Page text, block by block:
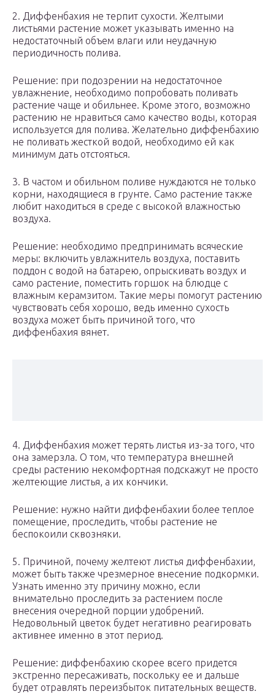
2. Диффенбахия не терпит сухости. Желтыми
листьями растение может указывать именно на
недостаточный объем влаги или неудачную
периодичность полива.
Решение: при подозрении на недостаточное
увлажнение, необходимо попробовать поливать
растение чаще и обильнее. Кроме этого, возможно
растению не нравиться само качество воды, которая
используется для полива. Желательно диффенбахию
не поливать жесткой водой, необходимо ей как
минимум дать отстояться.
3. В частом и обильном поливе нуждаются не только
корни, находящиеся в грунте. Само растение также
любит находиться в среде с высокой влажностью
воздуха.
Решение: необходимо предпринимать всяческие
меры: включить увлажнитель воздуха, поставить
поддон с водой на батарею, опрыскивать воздух и
само растение, поместить горшок на блюдце с
влажным керамзитом. Такие меры помогут растению
чувствовать себя хорошо, ведь именно сухость
воздуха может быть причиной того, что
диффенбахия вянет.
4. Диффенбахия может терять листья из-за того, что
она замерзла. О том, что температура внешней
среды растению некомфортная подскажут не просто
желтеющие листья, а их кончики.
Решение: нужно найти диффенбахии более теплое
помещение, проследить, чтобы растение не
беспокоили сквозняки.
5. Причиной, почему желтеют листья диффенбахии,
может быть также чрезмерное внесение подкормки.
Узнать именно эту причину можно, если
внимательно проследить за растением после
внесения очередной порции удобрений.
Недовольный цветок будет негативно реагировать
активнее именно в этот период.
Решение: диффенбахию скорее всего придется
экстренно пересаживать, поскольку ее и дальше
будет отравлять переизбыток питательных веществ.